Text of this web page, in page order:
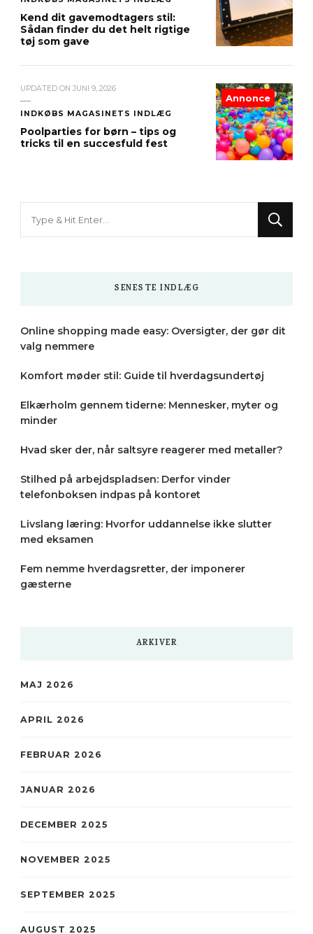
Kend dit gavemodtagers stil:
Sådan finder du det helt rigtige
tøj som gave
UPDATED ON JUNI 9, 2026
INDKØBS MAGASINETS INDLÆG
Poolparties for børn – tips og
tricks til en succesfuld fest
Annonce
SENESTE INDLÆG
Online shopping made easy: Oversigter, der gør dit
valg nemmere
Komfort møder stil: Guide til hverdagsundertøj
Elkærholm gennem tiderne: Mennesker, myter og
minder
Hvad sker der, når saltsyre reagerer med metaller?
Stilhed på arbejdspladsen: Derfor vinder
telefonboksen indpas på kontoret
Livslang læring: Hvorfor uddannelse ikke slutter
med eksamen
Fem nemme hverdagsretter, der imponerer
gæsterne
ARKIVER
MAJ 2026
APRIL 2026
FEBRUAR 2026
JANUAR 2026
DECEMBER 2025
NOVEMBER 2025
SEPTEMBER 2025
AUGUST 2025